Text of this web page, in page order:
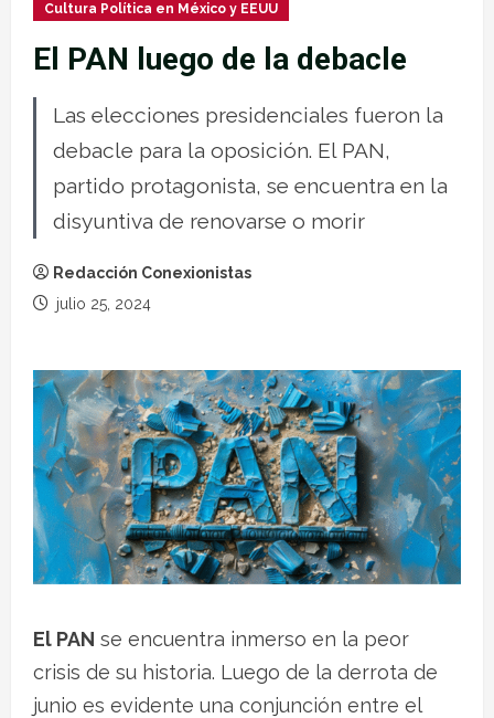
Cultura Política en México y EEUU
El PAN luego de la debacle
Las elecciones presidenciales fueron la
debacle para la oposición. El PAN,
partido protagonista, se encuentra en la
disyuntiva de renovarse o morir
Redacción Conexionistas
julio 25, 2024
El PAN se encuentra inmerso en la peor
crisis de su historia. Luego de la derrota de
junio es evidente una conjunción entre el